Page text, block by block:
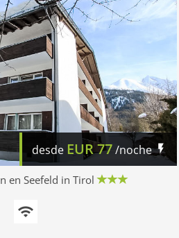
desde EUR77/noche
en Seefeld in Tirol